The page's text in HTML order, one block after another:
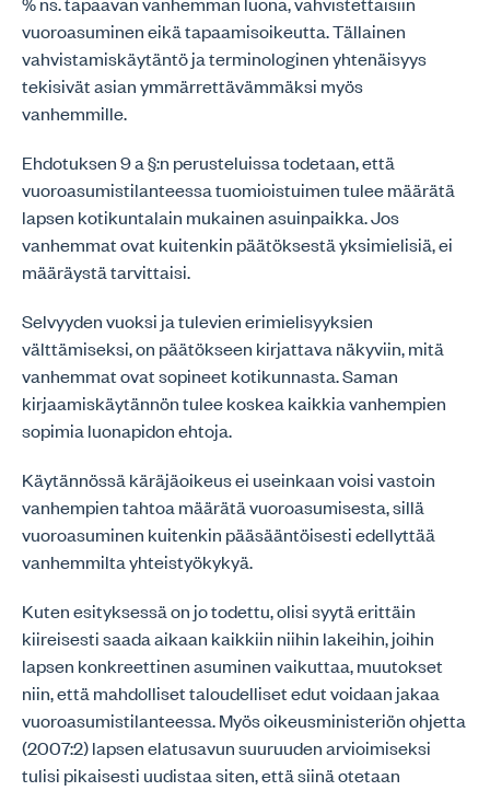
vuoroasuminen eikä tapaamisoikeutta. Tällainen
vahvistamiskäytäntö ja terminologinen yhtenäisyys
tekisivät asian ymmärrettävämmäksi myös
vanhemmille.
Ehdotuksen 9 a §:n perusteluissa todetaan, että
vuoroasumistilanteessa tuomioistuimen tulee määrätä
lapsen kotikuntalain mukainen asuinpaikka. Jos
vanhemmat ovat kuitenkin päätöksestä yksimielisiä, ei
määräystä tarvittaisi.
Selvyyden vuoksi ja tulevien erimielisyyksien
välttämiseksi, on päätökseen kirjattava näkyviin, mitä
vanhemmat ovat sopineet kotikunnasta. Saman
kirjaamiskäytännön tulee koskea kaikkia vanhempien
sopimia luonapidon ehtoja.
Käytännössä käräjäoikeus ei useinkaan voisi vastoin
vanhempien tahtoa määrätä vuoroasumisesta, sillä
vuoroasuminen kuitenkin pääsääntöisesti edellyttää
vanhemmilta yhteistyökykyä.
Kuten esityksessä on jo todettu, olisi syytä erittäin
kiireisesti saada aikaan kaikkiin niihin lakeihin, joihin
lapsen konkreettinen asuminen vaikuttaa, muutokset
niin, että mahdolliset taloudelliset edut voidaan jakaa
vuoroasumistilanteessa. Myös oikeusministeriön ohjetta
(2007:2) lapsen elatusavun suuruuden arvioimiseksi
tulisi pikaisesti uudistaa siten, että siinä otetaan